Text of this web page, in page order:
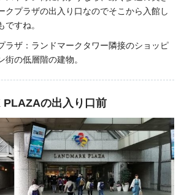
クプラザの出入り口なのでそこから入館し
ですね。
ラザ：ランドマークタワー隣接のショッピ
街の低層階の建物。
の出入り口前